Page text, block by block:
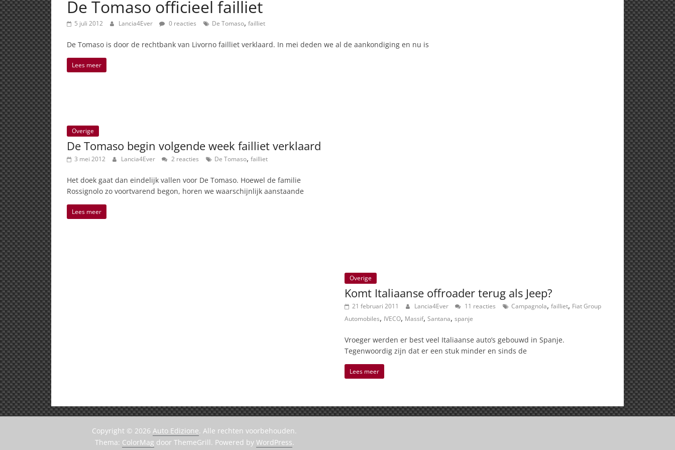
De Tomaso officieel failliet
5 juli 2012 Lancia4Ever 0 reacties De Tomaso, failliet
De Tomaso is door de rechtbank van Livorno failliet verklaard. In mei deden we al de aankondiging en nu is
Lees meer
Overige
De Tomaso begin volgende week failliet verklaard
3 mei 2012 Lancia4Ever 2 reacties De Tomaso, failliet
Het doek gaat dan eindelijk vallen voor De Tomaso. Hoewel de familie
Rossignolo zo voortvarend begon, horen we waarschijnlijk aanstaande
Lees meer
Overige
Komt Italiaanse offroader terug als Jeep?
21 februari 2011 Lancia4Ever 11 reacties Campagnola, failliet, Fiat Group
Automobiles, IVECO, Massif, Santana, spanje
Vroeger werden er best veel Italiaanse auto’s gebouwd in Spanje.
Tegenwoordig zijn dat er een stuk minder en sinds de
Lees meer
Copyright © 2026 Auto Edizione. Alle rechten voorbehouden.
Thema: ColorMag door ThemeGrill. Powered by WordPress.